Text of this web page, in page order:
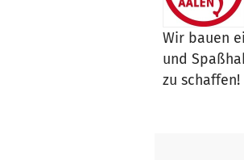
Wir bauen
und
zu schaffen!